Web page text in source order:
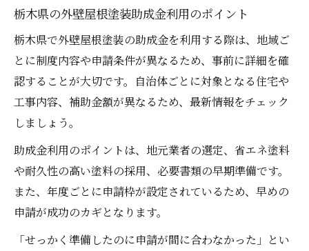
栃木県の外壁屋根塗装助成金利用のポイント
栃木県で外壁屋根塗装の助成金を利用する際は、地域ご
とに制度内容や申請条件が異なるため、事前に詳細を確
認することが大切です。自治体ごとに対象となる住宅や
工事内容、補助金額が異なるため、最新情報をチェック
しましょう。
助成金利用のポイントは、地元業者の選定、省エネ塗料
や耐久性の高い塗料の採用、必要書類の早期準備です。
また、年度ごとに申請枠が設定されているため、早めの
申請が成功のカギとなります。
「せっかく準備したのに申請が間に合わなかった」とい